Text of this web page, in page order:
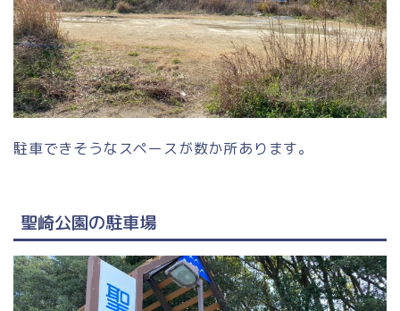
駐車できそうなスペースが数か所あります。
聖崎公園の駐車場